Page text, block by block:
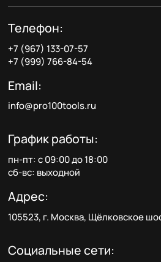
Телефон:
+7 (967) 133-07-57
+7 (999) 766-84-54
Email:
info@pro100tools.ru
График работы:
пн-пт: с 09:00 до 18:00
сб-вс: выходной
Адрес:
105523, г. Москва, Щёлковское
Социальные сети: